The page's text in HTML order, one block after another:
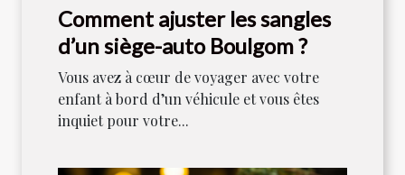
Comment ajuster les sangles
d’un siège-auto Boulgom ?
Vous avez à cœur de voyager avec votre
enfant à bord d’un véhicule et vous êtes
inquiet pour votre...